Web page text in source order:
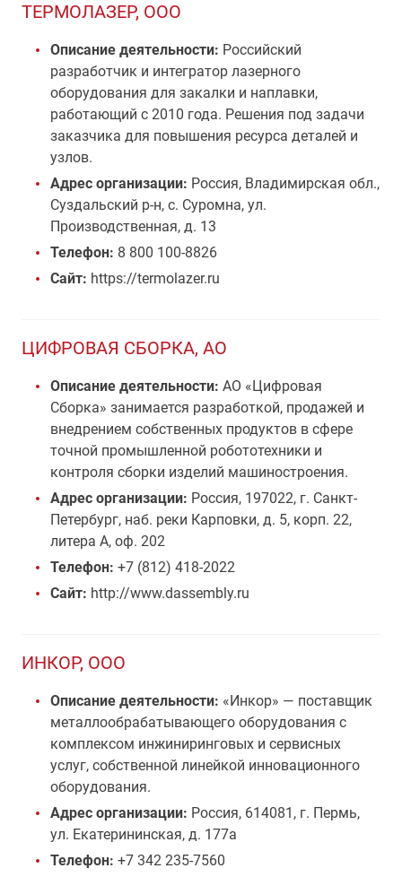
ТЕРМОЛАЗЕР, ООО
Описание деятельности: Российский
разработчик и интегратор лазерного
оборудования для закалки и наплавки,
работающий с 2010 года. Решения под задачи
заказчика для повышения ресурса деталей и
узлов.
Адрес организации: Россия, Владимирская обл.,
Суздальский р-н, с. Суромна, ул.
Производственная, д. 13
Телефон: 8 800 100-8826
Сайт: https://termolazer.ru
ЦИФРОВАЯ СБОРКА, АО
Описание деятельности: АО «Цифровая
Сборка» занимается разработкой, продажей и
внедрением собственных продуктов в сфере
точной промышленной робототехники и
контроля сборки изделий машиностроения.
Адрес организации: Россия, 197022, г. Санкт-
Петербург, наб. реки Карповки, д. 5, корп. 22,
литера А, оф. 202
Телефон: +7 (812) 418-2022
Сайт: http://www.dassembly.ru
ИНКОР, ООО
Описание деятельности: «Инкор» — поставщик
металлообрабатывающего оборудования с
комплексом инжиниринговых и сервисных
услуг, собственной линейкой инновационного
оборудования.
Адрес организации: Россия, 614081, г. Пермь,
ул. Екатерининская, д. 177а
Телефон: +7 342 235-7560